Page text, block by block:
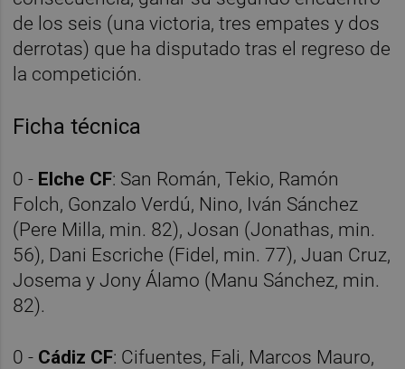
de los seis (una victoria, tres empates y dos
derrotas) que ha disputado tras el regreso de
la competición.
Ficha técnica
0 - Elche CF: San Román, Tekio, Ramón
Folch, Gonzalo Verdú, Nino, Iván Sánchez
(Pere Milla, min. 82), Josan (Jonathas, min.
56), Dani Escriche (Fidel, min. 77), Juan Cruz,
Josema y Jony Álamo (Manu Sánchez, min.
82).
0 - Cádiz CF: Cifuentes, Fali, Marcos Mauro,